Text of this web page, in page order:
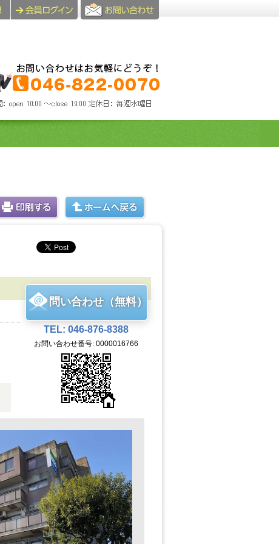
問い合わせ（無料）
TEL: 046-876-8388
お問い合わせ番号: 0000016766